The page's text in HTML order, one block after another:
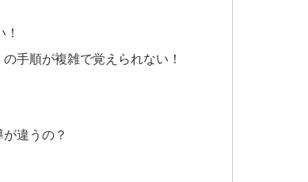
手順が複雑で覚えられない！
違うの？